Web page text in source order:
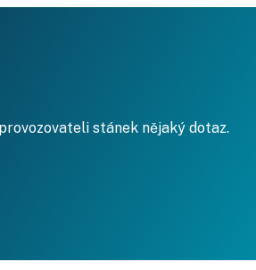
stánek nějaký dotaz.